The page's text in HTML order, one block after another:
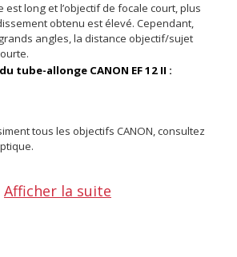
est long et l’objectif de focale court, plus
obtenu est élevé. Cependant,
angles, la distance objectif/sujet
tube-allonge CANON EF 12 II :
tous les objectifs CANON, consultez
Afficher la suite